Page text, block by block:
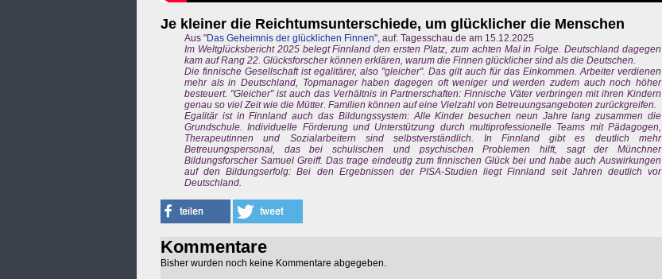
Je kleiner die Reichtumsunterschiede, um glücklicher die Menschen
Aus "Das Geheimnis der glücklichen Finnen", auf: Tagesschau.de am 15.12.2025
Im Weltglücksbericht 2025 belegt Finnland den ersten Platz, zum achten Mal in Folge. Deutschland dagegen
kam auf Rang 22. Glücksforscher können erklären, warum die Finnen glücklicher sind als die Deutschen.
Die finnische Gesellschaft ist egalitärer, also "gleicher". Das gilt auch für das Einkommen. Arbeiter verdienen
mehr als in Deutschland, Topmanager haben dagegen oft weniger und werden zudem auch noch höher
besteuert. "Gleicher" ist auch das Verhältnis in Partnerschaften: Finnische Väter verbringen mit ihren Kindern
genau so viel Zeit wie die Mütter. Familien können auf eine Vielzahl von Betreuungsangeboten zurückgreifen.
Egalitär ist in Finnland auch das Bildungssystem: Alle Kinder besuchen neun Jahre lang zusammen die
Grundschule. Individuelle Förderung und Unterstützung durch multiprofessionelle Teams mit Pädagogen,
Therapeutinnen und Sozialarbeitern sind selbstverständlich. In Finnland gibt es deutlich mehr
Betreuungspersonal, das bei schulischen und psychischen Problemen hilft, sagt der Münchner
Bildungsforscher Samuel Greiff. Das trage eindeutig zum finnischen Glück bei und habe auch Auswirkungen
auf den Bildungserfolg: Bei den Ergebnissen der PISA-Studien liegt Finnland seit Jahren deutlich vor
Deutschland.
Kommentare
Bisher wurden noch keine Kommentare abgegeben.